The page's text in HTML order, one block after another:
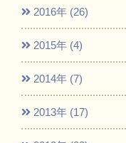
2016年 (26)
2015年 (4)
2014年 (7)
2013年 (17)